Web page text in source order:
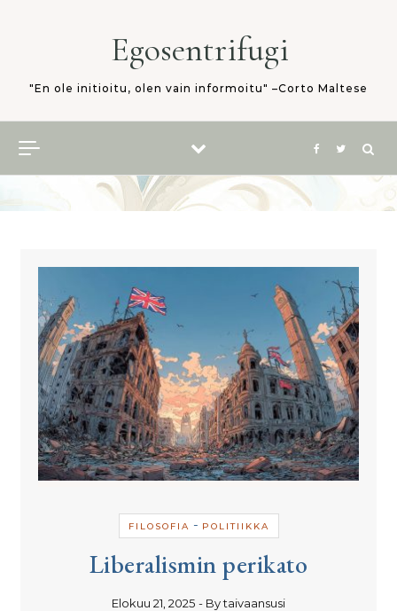
Egosentrifugi
"En ole initioitu, olen vain informoitu" –Corto Maltese
FILOSOFIA - POLITIIKKA
Liberalismin perikato
Elokuu 21, 2025 - Bytaivaansusi